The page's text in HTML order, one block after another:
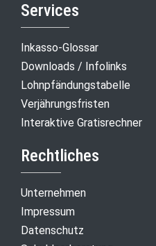
Services
Inkasso-Glossar
Downloads / Infolinks
Lohnpfändungstabelle
Verjährungsfristen
Interaktive Gratisrechner
Rechtliches
Unternehmen
Impressum
Datenschutz